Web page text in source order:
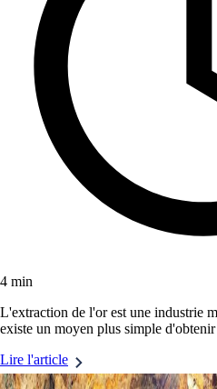
4 min
L'extraction de l'or est une industrie
existe un moyen plus simple
Lire l'article